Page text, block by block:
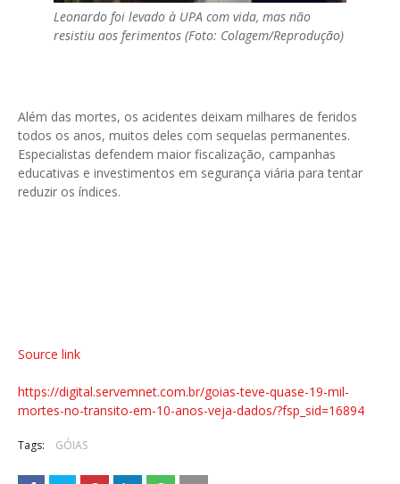
Leonardo foi levado à UPA com vida, mas não
resistiu aos ferimentos (Foto: Colagem/Reprodução)
Além das mortes, os acidentes deixam milhares de feridos
todos os anos, muitos deles com sequelas permanentes.
Especialistas defendem maior fiscalização, campanhas
educativas e investimentos em segurança viária para tentar
reduzir os índices.
Source link
https://digital.servemnet.com.br/goias-teve-quase-19-mil-
mortes-no-transito-em-10-anos-veja-dados/?fsp_sid=16894
Tags: GÓIAS